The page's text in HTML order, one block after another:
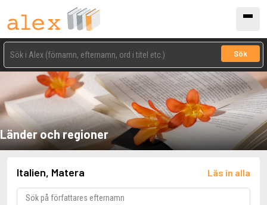
Sök
Länder och regioner
Italien, Matera Läs in alla